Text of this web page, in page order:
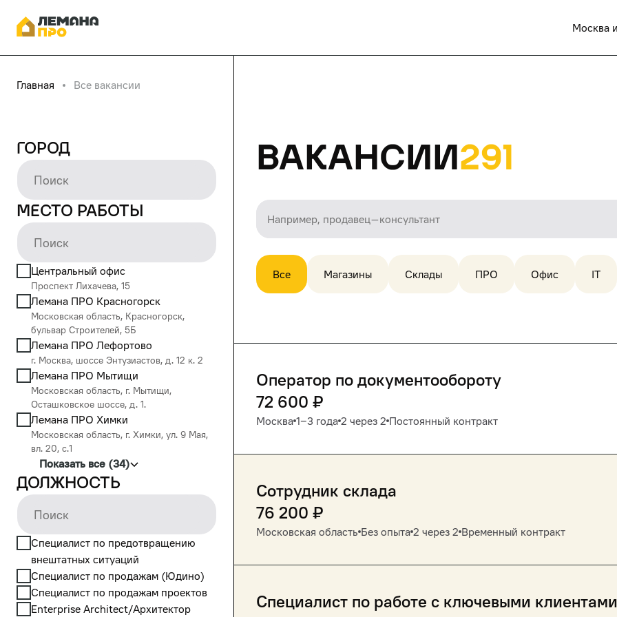
Москва
Главная Все вакансии
Город
Место работы
Центральный офис
Проспект Лихачева, 15
Лемана ПРО Красногорск
Московская область, Красногорск,
бульвар Строителей, 5Б
Лемана ПРО Лефортово
г. Москва, шоссе Энтузиастов, д. 12 к. 2
Лемана ПРО Мытищи
Московская область, г. Мытищи,
Осташковское шоссе, д. 1.
Лемана ПРО Химки
Московская область, г. Химки, ул. 9 Мая,
вл. 20, с.1
Показать все (34)
Должность
Cпециалист по предотвращению
внештатных ситуаций
Cпециалист по продажам (Юдино)
Cпециалист по продажам проектов
Enterprise Architect/Архитектор
Вакансии291
Все Магазины Склады ПРО Офис IT
Оператор по документообороту
72 600 ₽
Москва 1‒3 года 2 через 2 Постоянный контракт
Сотрудник склада
76 200 ₽
Московская область Без опыта 2 через 2 Временный контракт
Специалист по работе с ключевыми клиентами